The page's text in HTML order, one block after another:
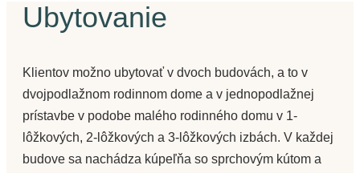
Ubytovanie
Klientov možno ubytovať v dvoch budovách, a to v
dvojpodlažnom rodinnom dome a v jednopodlažnej
prístavbe v podobe malého rodinného domu v 1-
lôžkových, 2-lôžkových a 3-lôžkových izbách. V každej
budove sa nachádza kúpeľňa so sprchovým kútom a